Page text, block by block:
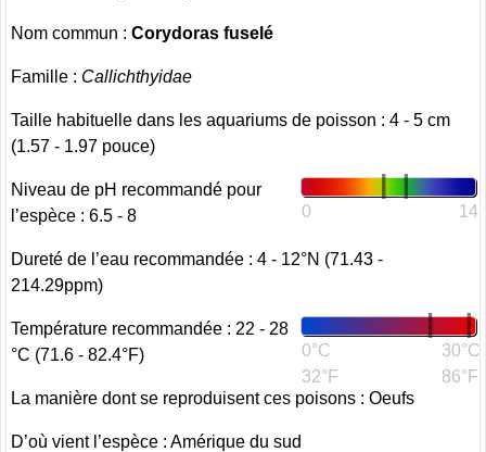
Nom commun :Corydoras fuselé
Famille : Callichthyidae
Taille habituelle dans les aquariums de poisson : 4 - 5 cm
(1.57 - 1.97 pouce)
0 14
Niveau de pH recommandé pour
l’espèce : 6.5 - 8
Dureté de l’eau recommandée : 4 - 12°N (71.43 -
214.29ppm)
0°C
32°F
30°C
86°F
Température recommandée : 22 - 28
°C (71.6 - 82.4°F)
La manière dont se reproduisent ces poisons : Oeufs
D’où vient l’espèce : Amérique du sud